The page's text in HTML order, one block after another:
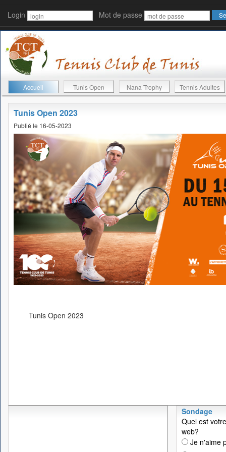
Login Mot de passe
Accueil Tunis Open Nana Trophy Tennis Adultes
Tunis Open 2023
Publié le 16-05-2023
Tunis Open 2023
Sondage
Quel est
web?
Je n'aime